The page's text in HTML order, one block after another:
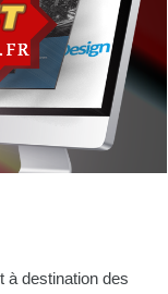
à destination des